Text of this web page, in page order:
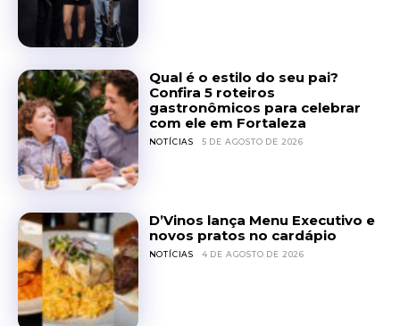
Qual é o estilo do seu pai?
Confira 5 roteiros
gastronômicos para celebrar
com ele em Fortaleza
NOTÍCIAS 5 DE AGOSTO DE 2026
D’Vinos lança Menu Executivo e
novos pratos no cardápio
NOTÍCIAS 4 DE AGOSTO DE 2026